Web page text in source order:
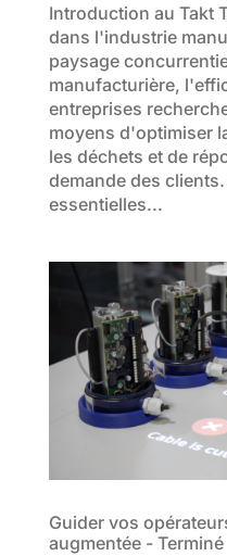
Introduction au Takt
dans l'industrie
paysage
manufacturière,
entreprises
moyens d'optimiser
les déchets et de
demande des
essentielles...
Guider vos
augmentée - Terminé